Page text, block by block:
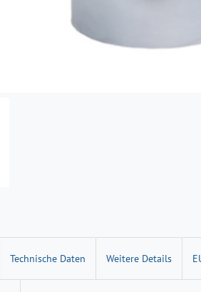
Technische Daten Weitere Details